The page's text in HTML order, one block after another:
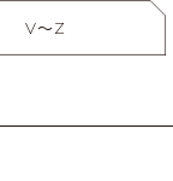
V〜Z